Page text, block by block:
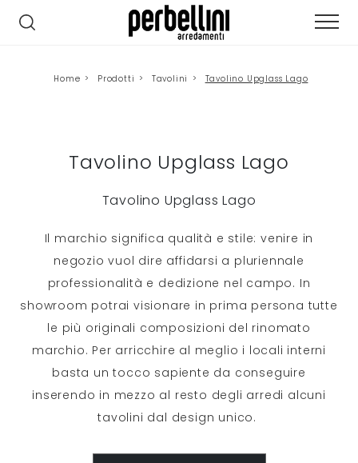
Home > Prodotti > Tavolini > Tavolino Upglass Lago
Tavolino Upglass Lago
Tavolino Upglass Lago
Il marchio significa qualità e stile: venire in
negozio vuol dire affidarsi a pluriennale
professionalità e dedizione nel campo. In
showroom potrai visionare in prima persona tutte
le più originali composizioni del rinomato
marchio. Per arricchire al meglio i locali interni
basta un tocco sapiente da conseguire
inserendo in mezzo al resto degli arredi alcuni
tavolini dal design unico.